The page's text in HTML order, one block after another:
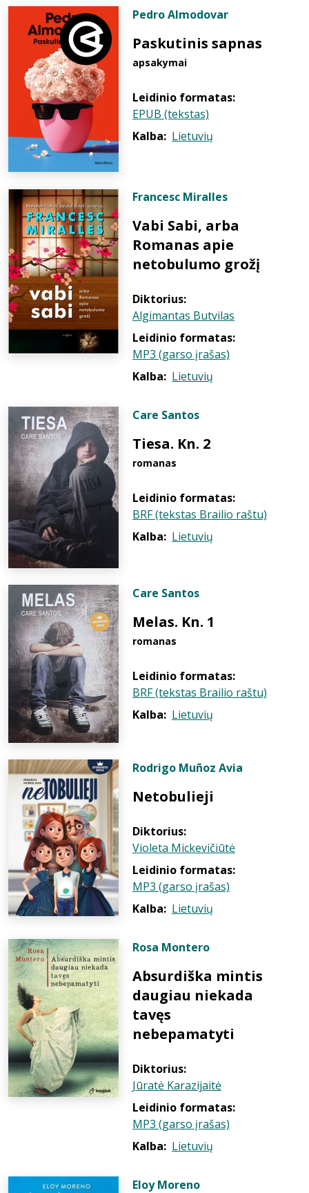
Pedro Almodovar
Paskutinis sapnas
apsakymai
Leidinio formatas:
EPUB (tekstas)
Kalba: Lietuvių
Francesc Miralles
Vabi Sabi, arba
Romanas apie
netobulumo grožį
Diktorius:
Algimantas Butvilas
Leidinio formatas:
MP3 (garso įrašas)
Kalba: Lietuvių
Care Santos
Tiesa. Kn. 2
romanas
Leidinio formatas:
BRF (tekstas Brailio raštu)
Kalba: Lietuvių
Care Santos
Melas. Kn. 1
romanas
Leidinio formatas:
BRF (tekstas Brailio raštu)
Kalba: Lietuvių
Rodrigo Muñoz Avia
Netobulieji
Diktorius:
Violeta Mickevičiūtė
Leidinio formatas:
MP3 (garso įrašas)
Kalba: Lietuvių
Rosa Montero
Absurdiška mintis
daugiau niekada
tavęs
nebepamatyti
Diktorius:
Jūratė Karazijaitė
Leidinio formatas:
MP3 (garso įrašas)
Kalba: Lietuvių
Eloy Moreno